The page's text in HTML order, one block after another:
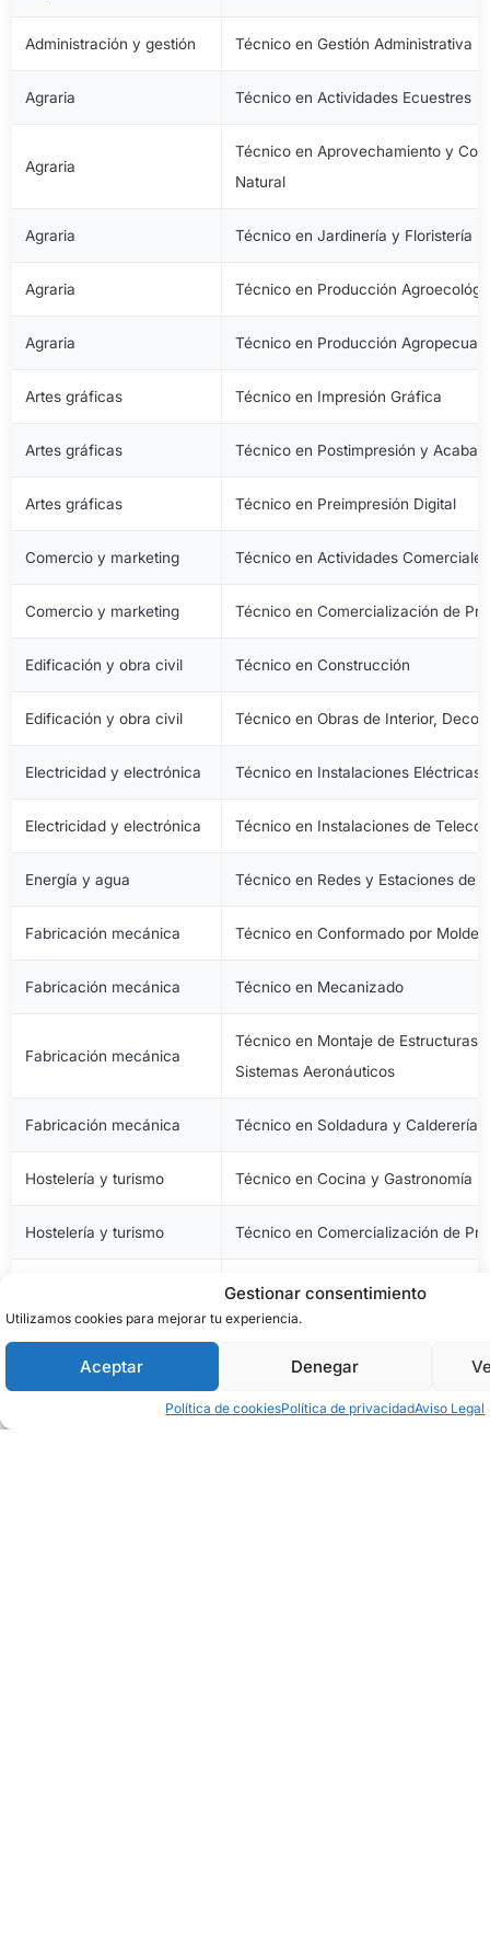
Gestionar consentimiento
Utilizamos cookies para mejorar tu experiencia.
Aceptar Denegar
Política de cookiesPolítica de privacidadAviso Legal
Administración y gestión Técnico en Gestión Administrativa
Agraria Técnico en Actividades Ecuestres
Agraria
Técnico en Aprovechamiento y
Natural
Agraria Técnico en Jardinería y Floristería
Agraria Técnico en Producción
Agraria Técnico en Producción
Artes gráficas Técnico en Impresión Gráfica
Artes gráficas Técnico en Postimpresión y
Artes gráficas Técnico en Preimpresión Digital
Comercio y marketing Técnico en Actividades Comerciales
Comercio y marketing Técnico en Comercialización de
Edificación y obra civil Técnico en Construcción
Edificación y obra civil Técnico en Obras de Interior,
Electricidad y electrónica Técnico en Instalaciones Eléctricas
Electricidad y electrónica Técnico en Instalaciones de
Energía y agua Técnico en Redes y Estaciones de
Fabricación mecánica Técnico en Conformado por
Fabricación mecánica Técnico en Mecanizado
Fabricación mecánica
Técnico en Montaje de Estructuras
Sistemas Aeronáuticos
Fabricación mecánica Técnico en Soldadura y Calderería
Hostelería y turismo Técnico en Cocina y Gastronomía
Hostelería y turismo Técnico en Comercialización de
Técnico en Servicios en
Imagen personal
Imagen personal